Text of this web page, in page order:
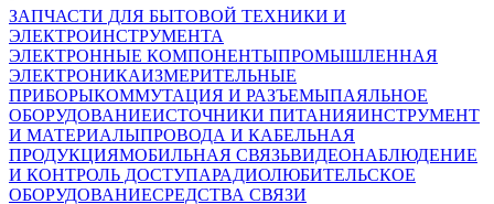
ЗАПЧАСТИ ДЛЯ БЫТОВОЙ ТЕХНИКИ И
ЭЛЕКТРОИНСТРУМЕНТА
ЭЛЕКТРОННЫЕ КОМПОНЕНТЫПРОМЫШЛЕННАЯ
ЭЛЕКТРОНИКАИЗМЕРИТЕЛЬНЫЕ
ПРИБОРЫКОММУТАЦИЯ И РАЗЪЕМЫПАЯЛЬНОЕ
ОБОРУДОВАНИЕИСТОЧНИКИ ПИТАНИЯИНСТРУМЕНТ
И МАТЕРИАЛЫПРОВОДА И КАБЕЛЬНАЯ
ПРОДУКЦИЯМОБИЛЬНАЯ СВЯЗЬВИДЕОНАБЛЮДЕНИЕ
И КОНТРОЛЬ ДОСТУПАРАДИОЛЮБИТЕЛЬСКОЕ
ОБОРУДОВАНИЕСРЕДСТВА СВЯЗИ